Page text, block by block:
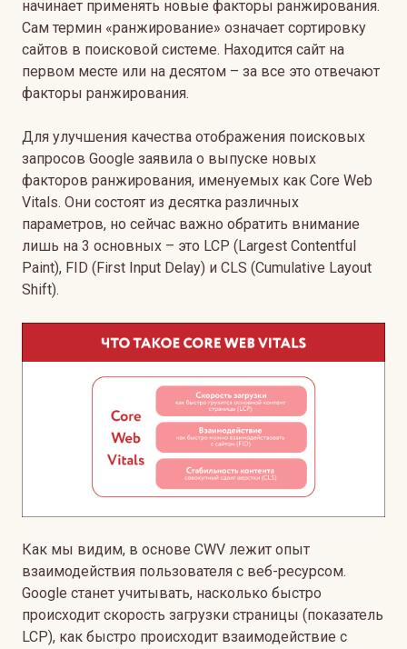
начинает применять новые факторы ранжирования.
Сам термин «ранжирование» означает сортировку
сайтов в поисковой системе. Находится сайт на
первом месте или на десятом – за все это отвечают
факторы ранжирования.
Для улучшения качества отображения поисковых
запросов Google заявила о выпуске новых
факторов ранжирования, именуемых как Core Web
Vitals. Они состоят из десятка различных
параметров, но сейчас важно обратить внимание
лишь на 3 основных – это LCP (Largest Contentful
Paint), FID (First Input Delay) и CLS (Cumulative Layout
Shift).
Как мы видим, в основе CWV лежит опыт
взаимодействия пользователя с веб-ресурсом.
Google станет учитывать, насколько быстро
происходит скорость загрузки страницы (показатель
LCP), как быстро происходит взаимодействие с